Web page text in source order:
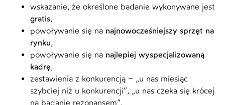
wskazanie, że określone badanie wykonywane jest
gratis,
powoływanie się na najnowocześniejszy sprzęt na
rynku,
powoływanie się na najlepiej wyspecjalizowaną
kadrę,
zestawienia z konkurencją – „u nas miesiąc
szybciej niż u konkurencji”, „u nas czeka się krócej
na badanie rezonansem”.